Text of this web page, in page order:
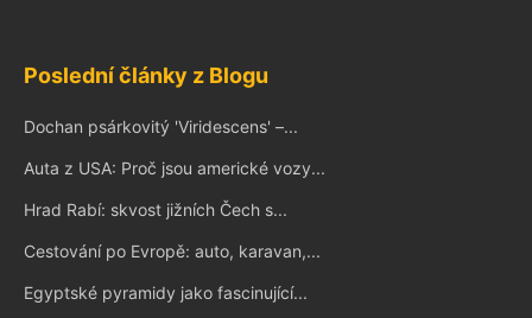
Poslední články z Blogu
Dochan psárkovitý 'Viridescens' –...
Auta z USA: Proč jsou americké vozy...
Hrad Rabí: skvost jižních Čech s...
Cestování po Evropě: auto, karavan,...
Egyptské pyramidy jako fascinující...